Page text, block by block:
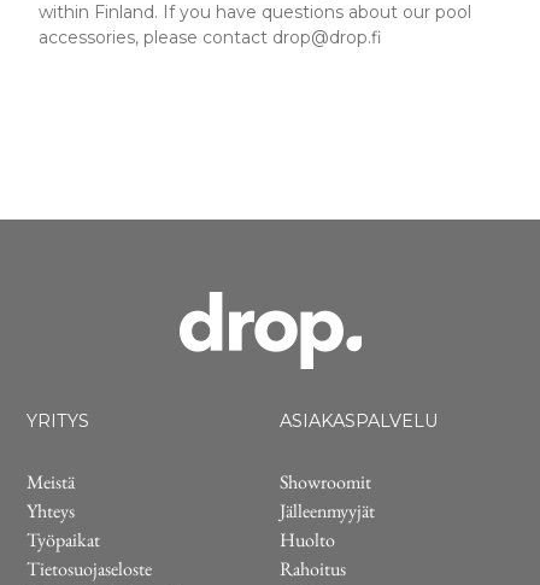
within Finland. If you have questions about our pool
accessories, please contact drop@drop.fi
YRITYS
Meistä
Yhteys
Työpaikat
Tietosuojaseloste
ASIAKASPALVELU
Showroomit
Jälleenmyyjät
Huolto
Rahoitus